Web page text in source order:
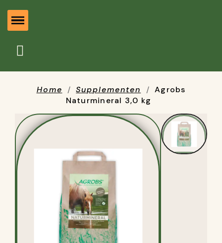
Home Supplementen
Agrobs
Naturmineral 3,0 kg